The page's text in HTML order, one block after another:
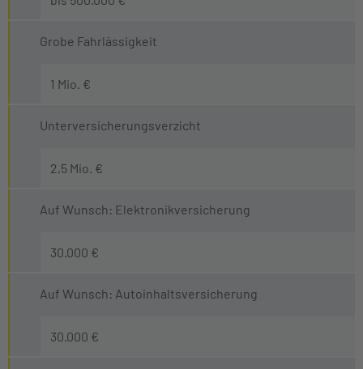
Grobe Fahrlässigkeit
1 Mio. €
Unterversicherungsverzicht
2,5 Mio. €
Auf Wunsch: Elektronikversicherung
30.000 €
Auf Wunsch: Autoinhaltsversicherung
30.000 €